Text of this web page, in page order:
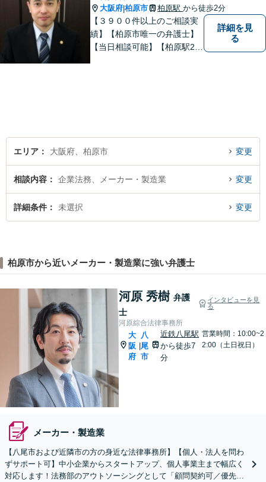
大阪府|柏原市 柏原駅 から徒歩2分
【３９００件以上のご相談実
績】【柏原市唯一の弁護士】
【当日相談可能】【柏原駅2
詳細を見
る
エリア 大阪府、柏原市 変更
相談内容 企業法務、メーカー・製造業 変更
詳細条件 未選択 変更
柏原市から近いメーカー・製造業に強い弁護士
河原 秀樹 弁護
士
インタビューを見
る
河原綜合法律事務所
大
阪
府
八
尾
市
近鉄八尾駅
から徒歩7
分
営業時間：10:00~2
2:00（土日祝日）
メーカー・製造業
【八尾市および近隣市の方の身近な法律事務所】【個人・法人を問わ
ずサポート可】中小企業からスタートアップ、個人事業主まで幅広く
対応します！法務部のアウトソーシングとして「顧問契約可／優先的